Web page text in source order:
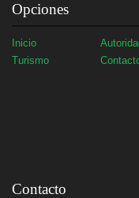
Opciones
Inicio
Turismo
Contacto